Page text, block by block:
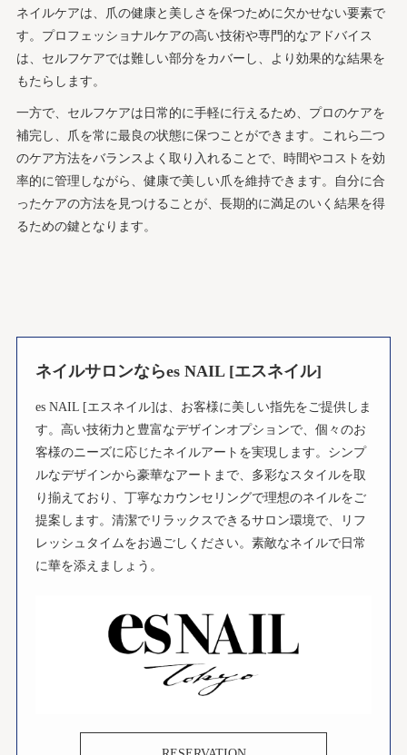
ネイルケアは、爪の健康と美しさを保つために欠かせない要素で
す。プロフェッショナルケアの高い技術や専門的なアドバイス
は、セルフケアでは難しい部分をカバーし、より効果的な結果を
もたらします。
一方で、セルフケアは日常的に手軽に行えるため、プロのケアを
補完し、爪を常に最良の状態に保つことができます。これら二つ
のケア方法をバランスよく取り入れることで、時間やコストを効
率的に管理しながら、健康で美しい爪を維持できます。自分に合
ったケアの方法を見つけることが、長期的に満足のいく結果を得
るための鍵となります。
ネイルサロンならes NAIL [エスネイル]
es NAIL [エスネイル]は、お客様に美しい指先をご提供しま
す。高い技術力と豊富なデザインオプションで、個々のお
客様のニーズに応じたネイルアートを実現します。シンプ
ルなデザインから豪華なアートまで、多彩なスタイルを取
り揃えており、丁寧なカウンセリングで理想のネイルをご
提案します。清潔でリラックスできるサロン環境で、リフ
レッシュタイムをお過ごしください。素敵なネイルで日常
に華を添えましょう。